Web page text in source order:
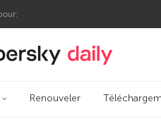
Blog officiel de
Renouveler